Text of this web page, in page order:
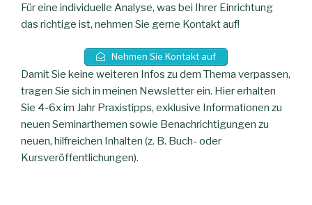
Für eine individuelle Analyse, was bei Ihrer Einrichtung
das richtige ist, nehmen Sie gerne Kontakt auf!
Nehmen Sie Kontakt auf
Damit Sie keine weiteren Infos zu dem Thema verpassen,
tragen Sie sich in meinen Newsletter ein. Hier erhalten
Sie 4-6x im Jahr Praxistipps, exklusive Informationen zu
neuen Seminarthemen sowie Benachrichtigungen zu
neuen, hilfreichen Inhalten (z. B. Buch- oder
Kursveröffentlichungen).